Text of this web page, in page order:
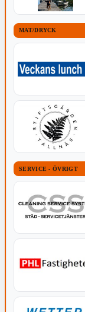
MAT/DRYCK
SERVICE - ÖVRIGT